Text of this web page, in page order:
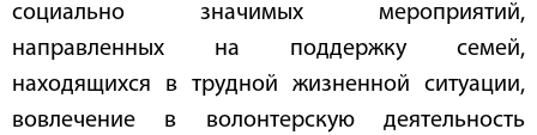
социально значимых мероприятий,
направленных на поддержку семей,
находящихся в трудной жизненной ситуации,
вовлечение в волонтерскую деятельность